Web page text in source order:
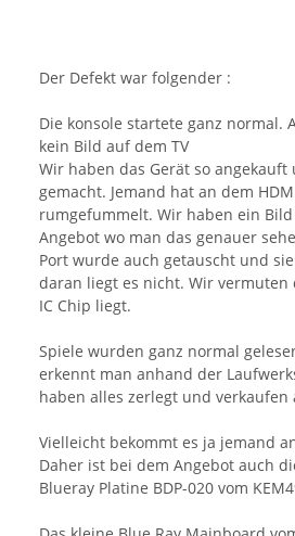
Der Defekt war folgender :
Die konsole startete ganz normal.
kein Bild auf dem TV
Wir haben das Gerät so
gemacht. Jemand hat an dem
rumgefummelt. Wir haben ein
Angebot wo man das genauer
Port wurde auch getauscht und
daran liegt es nicht. Wir vermuten
IC Chip liegt.
Spiele wurden ganz normal
erkennt man anhand der
haben alles zerlegt und verkaufen
Vielleicht bekommt es ja jemand
Daher ist bei dem Angebot auch
Blueray Platine BDP-020 vom